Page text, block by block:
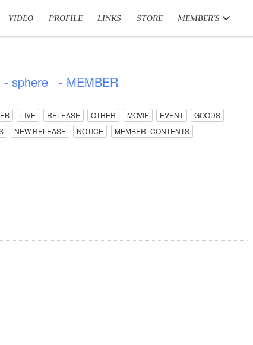
VIDEO PROFILE LINKS STORE MEMBER’S
- sphere - MEMBER
LIVE RELEASE OTHER MOVIE EVENT
GOODS
NEW RELEASE NOTICE MEMBER_CONTENTS